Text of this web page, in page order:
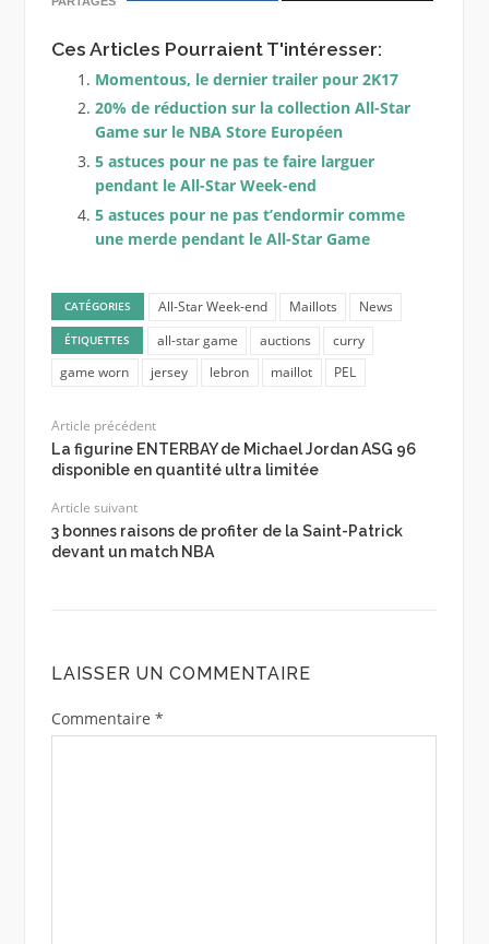
Ces Articles Pourraient T'intéresser:
Momentous, le dernier trailer pour 2K17
20% de réduction sur la collection All-Star
Game sur le NBA Store Européen
5 astuces pour ne pas te faire larguer
pendant le All-Star Week-end
5 astuces pour ne pas t’endormir comme
une merde pendant le All-Star Game
CATÉGORIES All-Star Week-end Maillots News
ÉTIQUETTES all-star game auctions
curry
game worn
jersey lebron maillot PEL
Article précédent
La figurine ENTERBAY de Michael Jordan ASG 96
disponible en quantité ultra limitée
Article suivant
3 bonnes raisons de profiter de la Saint-Patrick
devant un match NBA
LAISSER UN COMMENTAIRE
Commentaire *